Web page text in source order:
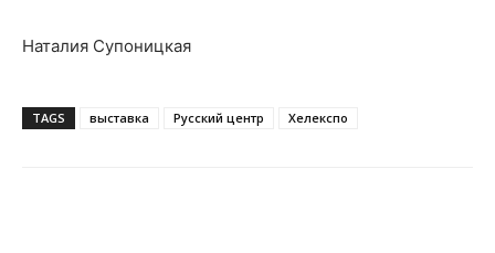
Наталия Супоницкая
TAGS выставка Русский центр Хелекспо